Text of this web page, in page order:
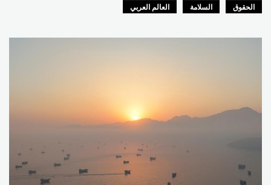
الحقوق السلامة العالم العربي